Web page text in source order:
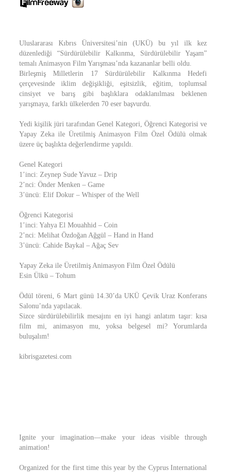
Uluslararası Kıbrıs Üniversitesi’nin (UKÜ) bu yıl ilk kez
düzenlediği “Sürdürülebilir Kalkınma, Sürdürülebilir Yaşam”
temalı Animasyon Film Yarışması’nda kazananlar belli oldu.
Birleşmiş Milletlerin 17 Sürdürülebilir Kalkınma Hedefi
çerçevesinde iklim değişikliği, eşitsizlik, eğitim, toplumsal
cinsiyet ve barış gibi başlıklara odaklanılması beklenen
yarışmaya, farklı ülkelerden 70 eser başvurdu.
Yedi kişilik jüri tarafından Genel Kategori, Öğrenci Kategorisi ve
Yapay Zeka ile Üretilmiş Animasyon Film Özel Ödülü olmak
üzere üç başlıkta değerlendirme yapıldı.
Genel Kategori
1’inci: Zeynep Sude Yavuz – Drip
2’nci: Önder Menken – Game
3’üncü: Elif Dokur – Whisper of the Well
Öğrenci Kategorisi
1’inci: Yahya El Mouahhid – Coin
2’nci: Melihat Özdoğan Ağgül – Hand in Hand
3’üncü: Cahide Baykal – Ağaç Sev
Yapay Zeka ile Üretilmiş Animasyon Film Özel Ödülü
Esin Ülkü – Tohum
Ödül töreni, 6 Mart günü 14.30’da UKÜ Çevik Uraz Konferans
Salonu’nda yapılacak.
Sizce sürdürülebilirlik mesajını en iyi hangi anlatım taşır: kısa
film mi, animasyon mu, yoksa belgesel mi? Yorumlarda
buluşalım!
kibrisgazetesi.com
Ignite your imagination—make your ideas visible through
animation!
Organized for the first time this year by the Cyprus International